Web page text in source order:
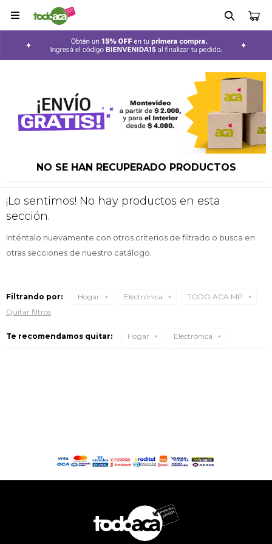

NO SE HAN RECUPERADO PRODUCTOS
¡Lo sentimos! No hay productos en esta
sección.
Inténtalo nuevamente con otros criterios de filtrado o busca en
otras secciones de nuestro catálogo.
Filtrando por: Hogar Electrónica
TODO ACA MP
Quitar filtros
Te recomendamos quitar: Hogar Electrónica